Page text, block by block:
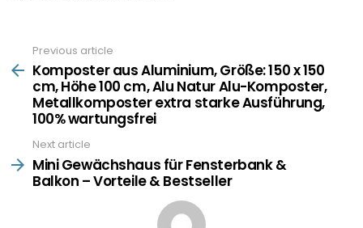
more
Previous article
Komposter aus Aluminium, Größe: 150 x 150
cm, Höhe 100 cm, Alu Natur Alu-Komposter,
Metallkomposter extra starke Ausführung,
100% wartungsfrei
Next article
Mini Gewächshaus für Fensterbank &
Balkon – Vorteile & Bestseller